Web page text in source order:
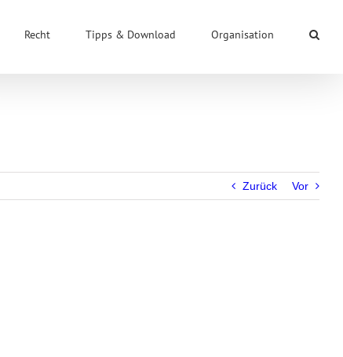
Recht Tipps & Download Organisation
Zurück Vor